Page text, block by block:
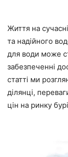
Життя на
та надійного
для води може
забезпеченні
статті ми
ділянці,
цін на ринку